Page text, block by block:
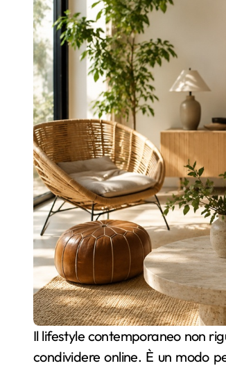
Il lifestyle contemporaneo non riguarda soltanto moda, oggetti di tendenza o immagini patinate da
condividere online. È un modo